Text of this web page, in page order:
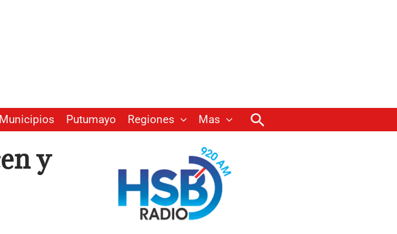
Municipios Putumayo Regiones Mas Buscar
y